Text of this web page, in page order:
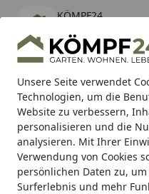
Unsere Seite verwendet
Technologien, um die
Website zu verbessern,
personalisieren und die
analysieren. Mit Ihrer
Verwendung von Cookies
persönlichen Daten zu,
Surferlebnis und mehr
KÖMPF24
kostenlos - Im App Store
Alle Produkte
Mein Konto
Suchen
Karibu Pools inkl.
Starterset